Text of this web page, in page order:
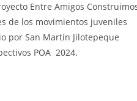
Entre Amigos
de los movimientos juveniles
por San Martín Jilotepeque
POA 2024.